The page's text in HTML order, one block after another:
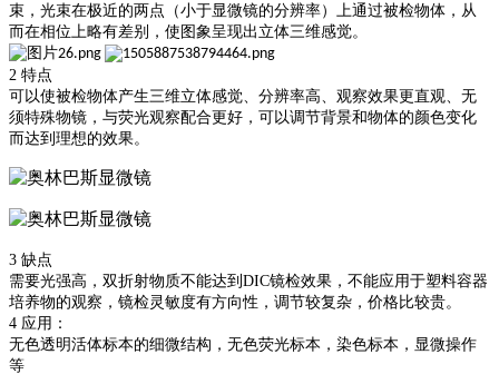
束，光束在极近的两点（小于显微镜的分辨率）上通过被检物体，从
而在相位上略有差别，使图象呈现出立体三维感觉。
2 特点
可以使被检物体产生三维立体感觉、分辨率高、观察效果更直观、无
须特殊物镜，与荧光观察配合更好，可以调节背景和物体的颜色变化
而达到理想的效果。
3 缺点
需要光强高，双折射物质不能达到 DIC镜检效果，不能应用于塑料容器
培养物的观察，镜检灵敏度有方向性，调节较复杂，价格比较贵。
4 应用：
无色透明活体标本的细微结构，无色荧光标本，染色标本，显微操作
等